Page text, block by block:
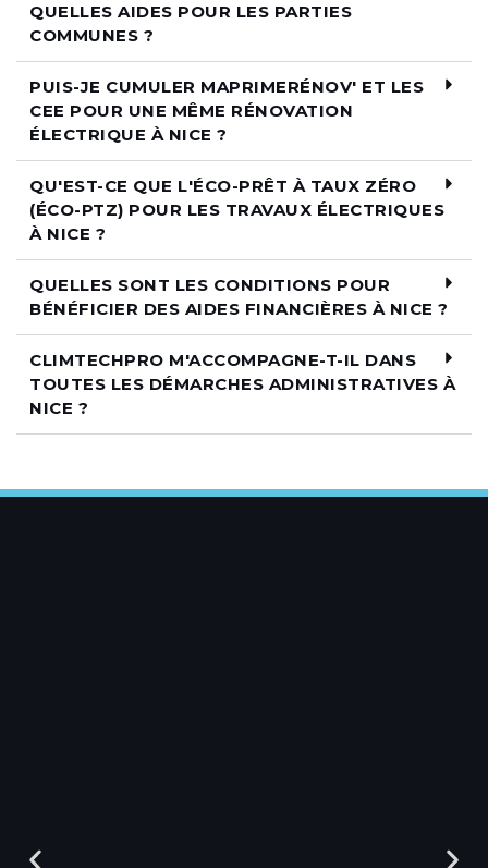
QUELLES AIDES POUR LES PARTIES
COMMUNES ?
PUIS-JE CUMULER MAPRIMERÉNOV' ET LES
CEE POUR UNE MÊME RÉNOVATION
ÉLECTRIQUE À NICE ?
QU'EST-CE QUE L'ÉCO-PRÊT À TAUX ZÉRO
(ÉCO-PTZ) POUR LES TRAVAUX ÉLECTRIQUES
À NICE ?
QUELLES SONT LES CONDITIONS POUR
BÉNÉFICIER DES AIDES FINANCIÈRES À NICE ?
CLIMTECHPRO M'ACCOMPAGNE-T-IL DANS
TOUTES LES DÉMARCHES ADMINISTRATIVES À
NICE ?